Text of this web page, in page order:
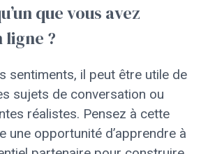
que vous avez
?
sentiments, il peut être utile de
sujets de conversation ou
réalistes. Pensez à cette
une opportunité d’apprendre à